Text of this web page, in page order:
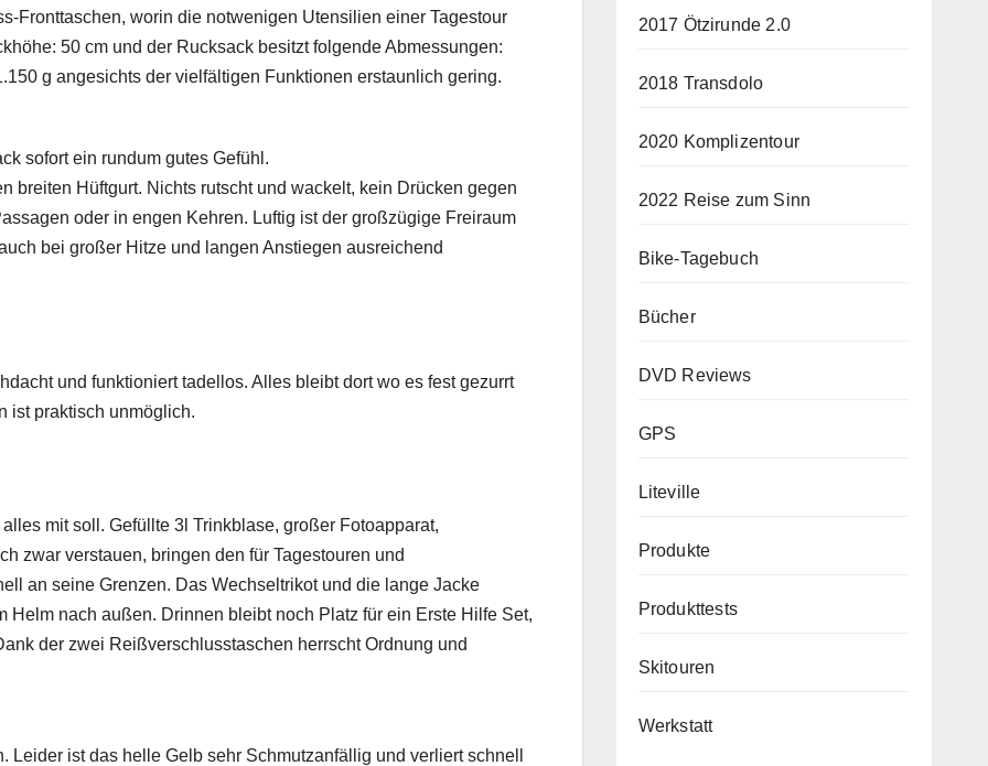
Fronttaschen, worin die notwenigen Utensilien einer Tagestour
50 cm und der Rucksack besitzt folgende Abmessungen:
g angesichts der vielfältigen Funktionen erstaunlich gering.
sofort ein rundum gutes Gefühl.
breiten Hüftgurt. Nichts rutscht und wackelt, kein Drücken gegen
oder in engen Kehren. Luftig ist der großzügige Freiraum
bei großer Hitze und langen Anstiegen ausreichend
und funktioniert tadellos. Alles bleibt dort wo es fest gezurrt
ist praktisch unmöglich.
mit soll. Gefüllte 3l Trinkblase, großer Fotoapparat,
zwar verstauen, bringen den für Tagestouren und
an seine Grenzen. Das Wechseltrikot und die lange Jacke
nach außen. Drinnen bleibt noch Platz für ein Erste Hilfe Set,
der zwei Reißverschlusstaschen herrscht Ordnung und
ist das helle Gelb sehr Schmutzanfällig und verliert schnell
2017 Ötzirunde 2.0
2018 Transdolo
2020 Komplizentour
2022 Reise zum Sinn
Bike-Tagebuch
Bücher
DVD Reviews
GPS
Liteville
Produkte
Produkttests
Skitouren
Werkstatt